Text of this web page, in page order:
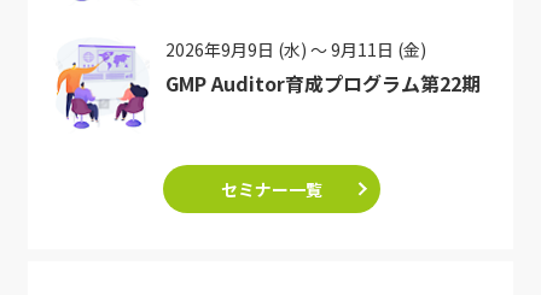
2026年9月9日 (水) ～ 9月11日 (金)
GMP Auditor育成プログラム第22期
セミナー一覧